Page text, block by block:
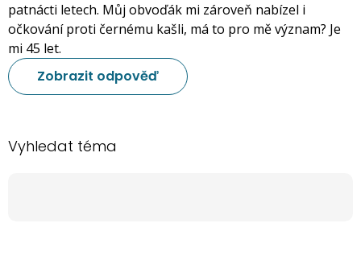
patnácti letech. Můj obvoďák mi zároveň nabízel i
očkování proti černému kašli, má to pro mě význam? Je
mi 45 let.
Zobrazit odpověď
Vyhledat téma